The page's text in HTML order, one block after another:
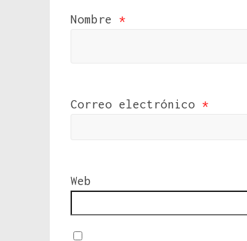
Nombre *
Correo electrónico *
Web